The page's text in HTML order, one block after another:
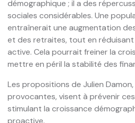
démographique ; il a des
sociales considérables. Une
entraînerait une augmentation
et des retraites, tout en
active. Cela pourrait freiner la
mettre en péril la stabilité des
Les propositions de Julien
provocantes, visent à prévenir
stimulant la croissance
proactive.